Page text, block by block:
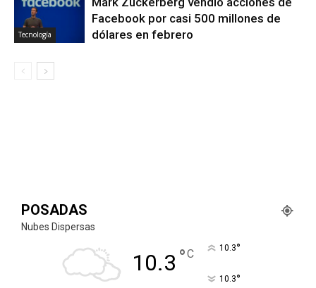
Tecnología
Facebook por casi 500 millones de
dólares en febrero
POSADAS
Nubes Dispersas
10.3 °C 10.3°
10.3°